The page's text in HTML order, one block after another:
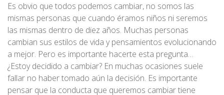
Es obvio que todos podemos cambiar, no somos las
mismas personas que cuando éramos niños ni seremos
las mismas dentro de diez años. Muchas personas
cambian sus estilos de vida y pensamientos evolucionando
a mejor. Pero es importante hacerte esta pregunta…
¿Estoy decidido a cambiar? En muchas ocasiones suele
fallar no haber tomado aún la decisión. Es importante
pensar que la conducta que queremos cambiar tiene